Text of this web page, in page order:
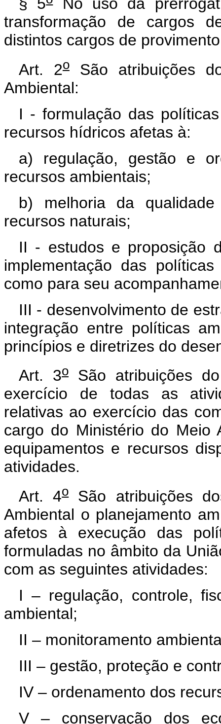
§ 5 No uso da
transformação de cargos
distintos cargos de
Art. 2oSão atribuições
Ambiental:
I - formulação das
recursos hídricos afetas à:
a) regulação, gestão e
recursos ambientais;
b) melhoria da
recursos naturais;
II - estudos e proposição
implementação das
como para seu
III - desenvolvimento de
integração entre políticas
princípios e diretrizes do
Art. 3o São atribuições
exercício de todas as
relativas ao exercício das
cargo do Ministério do Meio
equipamentos e recursos
atividades.
Art. 4oSão atribuições
Ambiental o planejamento
afetos à execução das
formuladas no âmbito da
com as seguintes atividades:
I – regulação, controle,
ambiental;
II – monitoramento
III – gestão, proteção e
IV – ordenamento dos
V – conservação dos